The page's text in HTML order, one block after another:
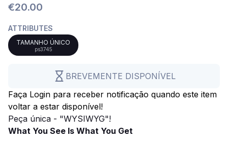
€20.00
ATTRIBUTES
TAMANHO ÚNICO
ps3745
BREVEMENTE DISPONÍVEL
Faça Login para receber notificação quando este item
voltar a estar disponível!
Peça única - "WYSIWYG"!
What You See Is What You Get